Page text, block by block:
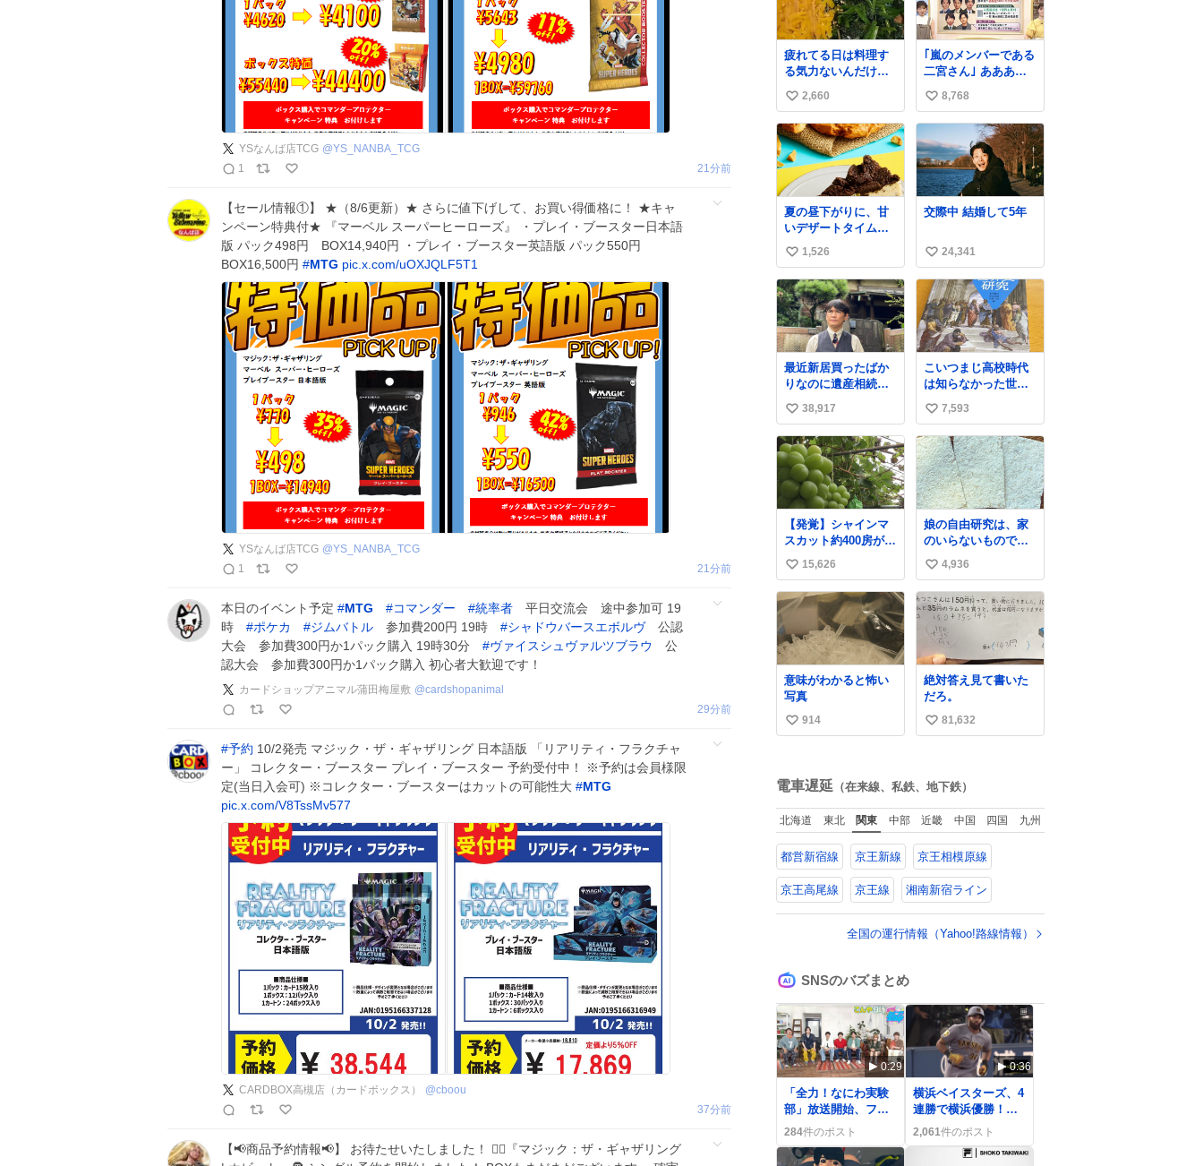
YSなんば店TCG @YS_NANBA_TCG
1
22分前
【セール情報①】 ★（8/6更新）★ さらに値下げして、お買い得価格に！ ★キャ
ンペーン特典付★ 『マーベル スーパーヒーローズ』 ・プレイ・ブースター日本語
版 パック498円 BOX14,940円 ・プレイ・ブースター英語版 パック550円
BOX16,500円 #MTG pic.x.com/uOXJQLF5T1
YSなんば店TCG @YS_NANBA_TCG
1
22分前
本日のイベント予定 #MTG #コマンダー #統率者 平日交流会 途中参加可 19
時 #ポケカ #ジムバトル 参加費200円 19時 #シャドウバースエボルヴ公認
大会 参加費300円か1パック購入 19時30分 #ヴァイスシュヴァルツブラウ
公
認大会 参加費300円か1パック購入 初心者大歓迎です！
カードショップアニマル蒲田梅屋敷 @cardshopanimal
29分前
#予約 10/2発売 マジック・ザ・ギャザリング 日本語版 「リアリティ・フラクチャ
ー」 コレクター・ブースター プレイ・ブースター 予約受付中！ ※予約は会員様限
定(当日入会可) ※コレクター・ブースターはカットの可能性大 #MTG
pic.x.com/V8TssMv577
CARDBOX高槻店（カードボックス） @cboou
37分前
【📢商品予約情報📢】 お待たせいたしました！ 🧝‍♂️『マジック：ザ・ギャザリング
疲れてる日は料理す
る気力ないんだけ
ど、これは炊飯器に
おまかせするだけだ
から「これなら作れ
る！」ってなった。
い
い
ね
数
2,660
｢嵐のメンバーである
二宮さん｣ ああああ
ああ泣いた、、
い
い
ね
数
8,768
夏の昼下がりに、甘
いデザートタイムを
☀️ サクサク食感が楽
しめるデザート2品が
登場しています✨ ど
ちらの”サクッ”から
楽しみたいですか😊
🧡→ #キャラメルオ
ールドファッション
ドーナツ 外はさっく
り、中はしっとり。
キャラメルのビター
な味わいに包まれた
ドーナツ🍩 🖤→
い
い
ね
数
1,526
交際中 結婚して5年
い
い
ね
数
24,341
最近新居買ったばか
りなのに遺産相続で
家もらっちゃった長
男
い
い
ね
数
38,917
こいつまじ高校時代
は知らなかった世界
史が溢れすぎてて
𝑩𝑰𝑮 𝑳𝑶𝑽𝑬＿＿
い
い
ね
数
7,593
【発覚】シャインマ
スカット約400房が果
樹園から盗まれる 栃
木・佐野市
news.livedoor.com/
article/detail… 被害
に遭った果樹園には
防犯カメラなどはな
く、シャインマスカ
ットが盗まれた木に
は刃物などで切られ
た跡が。市内で今年
に入って同様の被害
は確認されておら
い
い
ね
数
15,626
娘の自由研究は、家
のいらないもので紙
をつくる。 という事
でわたしの使わない
リードが紙に変身し
ました😂
い
い
ね
数
4,936
意味がわかると怖い
写真
い
数
914
絶対答え見て書いた
だろ。
い
数
81,632
電車遅延 （在来線、私鉄、地下鉄）
北海道 東北 関東 中部 近畿 中国 四国 九州
都営新宿線 京王新線 京王相模原線
京王高尾線 京王線 湘南新宿ライン
全国の運行情報（Yahoo!路線情報）
SNSのバズまとめ
0:29
「全力！なにわ実験
部」放送開始、ファ
ンはTVerでの視聴を
熱望「楽しみ！」
284件のポスト
0:36
横浜ベイスターズ、4
連勝で横浜優勝！ス
ターナイト熱狂の
声、ファン歓喜の声
2,061件のポスト